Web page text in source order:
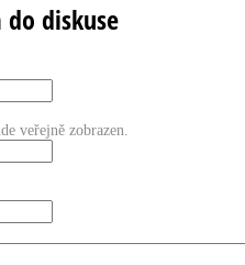
diskuse
veřejně zobrazen.